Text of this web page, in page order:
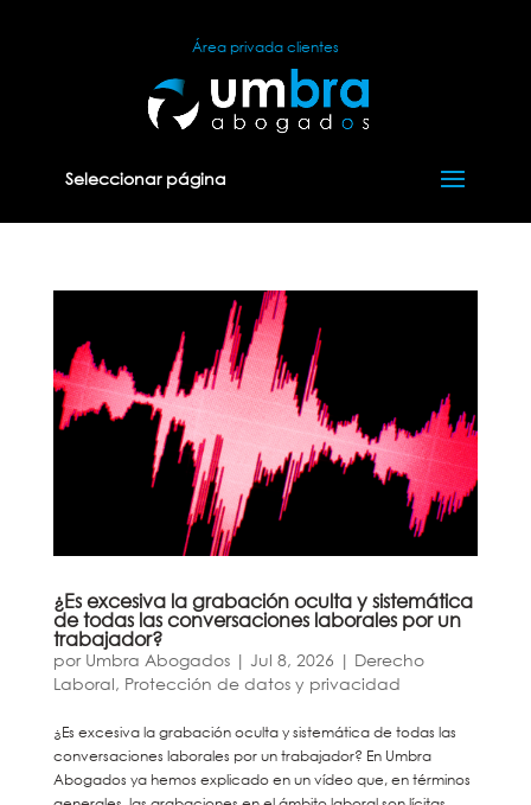
Área privada clientes
Seleccionar página
¿Es excesiva la grabación oculta y sistemática
de todas las conversaciones laborales por un
trabajador?
por Umbra Abogados| Jul 8, 2026 | Derecho
Laboral, Protección de datos y privacidad
¿Es excesiva la grabación oculta y sistemática de todas las
conversaciones laborales por un trabajador? En Umbra
Abogados ya hemos explicado en un vídeo que, en términos